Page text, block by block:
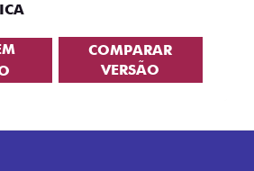
COMPARAR
VERSÃO